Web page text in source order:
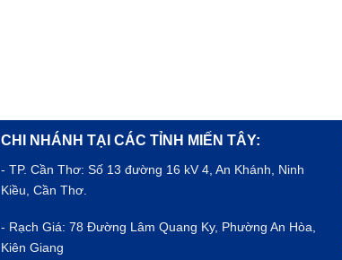
CHI NHÁNH TẠI CÁC TỈNH MIẾN TÂY:
- TP.Cần Thơ: Số 13 đường 16 kV 4, An Khánh, Ninh
Kiều, Cần Thơ.
- Rạch Giá: 78 Đường Lâm Quang Ky, Phường An Hòa,
Kiên Giang